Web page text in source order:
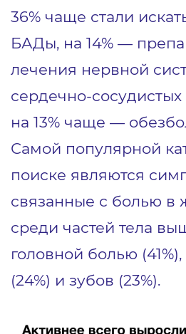
36% чаще стали
БАДы, на 14% —
лечения нервной
сердечно-
на 13% чаще —
Самой популярной
поиске являются
связанные с болью в
среди частей тела
головной болью
(24%) и зубов (23%).